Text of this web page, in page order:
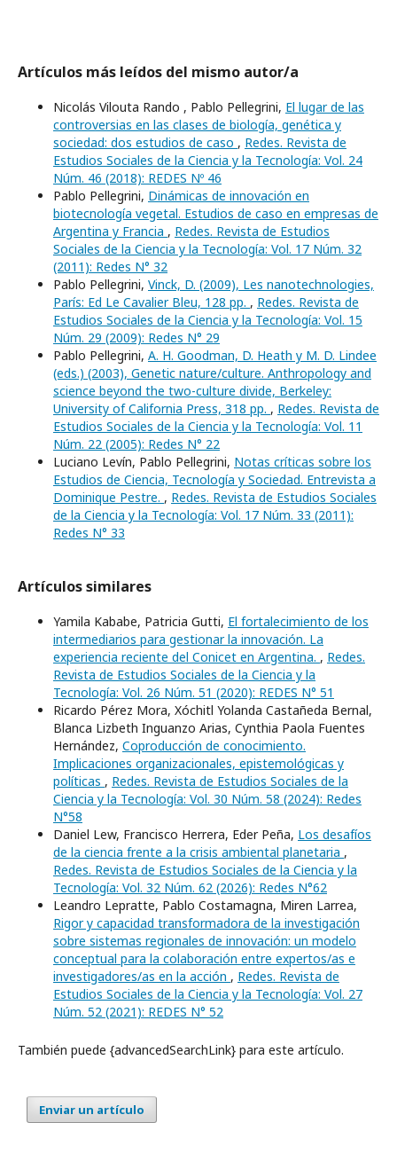
Artículos más leídos del mismo autor/a
Nicolás Vilouta Rando , Pablo Pellegrini, El lugar de las
controversias en las clases de biología, genética y
sociedad: dos estudios de caso , Redes. Revista de
Estudios Sociales de la Ciencia y la Tecnología: Vol. 24
Núm. 46 (2018): REDES Nº 46
Pablo Pellegrini, Dinámicas de innovación en
biotecnología vegetal. Estudios de caso en empresas de
Argentina y Francia , Redes. Revista de Estudios
Sociales de la Ciencia y la Tecnología: Vol. 17 Núm. 32
(2011): Redes N° 32
Pablo Pellegrini, Vinck, D. (2009), Les nanotechnologies,
París: Ed Le Cavalier Bleu, 128 pp. , Redes. Revista de
Estudios Sociales de la Ciencia y la Tecnología: Vol. 15
Núm. 29 (2009): Redes N° 29
Pablo Pellegrini, A. H. Goodman, D. Heath y M. D. Lindee
(eds.) (2003), Genetic nature/culture. Anthropology and
science beyond the two-culture divide, Berkeley:
University of California Press, 318 pp. , Redes. Revista de
Estudios Sociales de la Ciencia y la Tecnología: Vol. 11
Núm. 22 (2005): Redes N° 22
Luciano Levín, Pablo Pellegrini, Notas críticas sobre los
Estudios de Ciencia, Tecnología y Sociedad. Entrevista a
Dominique Pestre. , Redes. Revista de Estudios Sociales
de la Ciencia y la Tecnología: Vol. 17 Núm. 33 (2011):
Redes N° 33
Artículos similares
Yamila Kababe, Patricia Gutti, El fortalecimiento de los
intermediarios para gestionar la innovación. La
experiencia reciente del Conicet en Argentina. , Redes.
Revista de Estudios Sociales de la Ciencia y la
Tecnología: Vol. 26 Núm. 51 (2020): REDES N° 51
Ricardo Pérez Mora, Xóchitl Yolanda Castañeda Bernal,
Blanca Lizbeth Inguanzo Arias, Cynthia Paola Fuentes
Hernández, Coproducción de conocimiento.
Implicaciones organizacionales, epistemológicas y
políticas , Redes. Revista de Estudios Sociales de la
Ciencia y la Tecnología: Vol. 30 Núm. 58 (2024): Redes
N°58
Daniel Lew, Francisco Herrera, Eder Peña, Los desafíos
de la ciencia frente a la crisis ambiental planetaria ,
Redes. Revista de Estudios Sociales de la Ciencia y la
Tecnología: Vol. 32 Núm. 62 (2026): Redes N°62
Leandro Lepratte, Pablo Costamagna, Miren Larrea,
Rigor y capacidad transformadora de la investigación
sobre sistemas regionales de innovación: un modelo
conceptual para la colaboración entre expertos/as e
investigadores/as en la acción , Redes. Revista de
Estudios Sociales de la Ciencia y la Tecnología: Vol. 27
Núm. 52 (2021): REDES N° 52
También puede {advancedSearchLink} para este artículo.
Enviar un artículo